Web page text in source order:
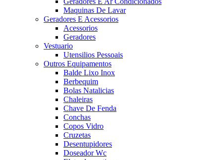
Maquinas De Lavar
Geradores E Acessorios
Acessorios
Geradores
Vestuario
Utensilios Pessoais
Outros Equipamentos
Balde Lixo Inox
Berbequim
Bolas Natalicias
Chaleiras
Chave De Fenda
Conchas
Copos Vidro
Cruzetas
Desentupidores
Doseador Wc